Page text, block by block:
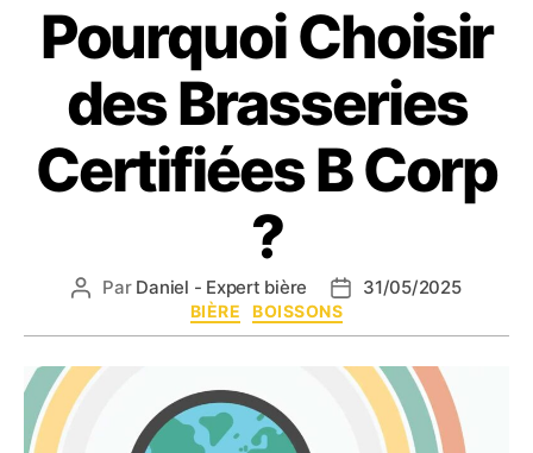
Pourquoi Choisir
des Brasseries
Certifiées B Corp
?
Auteur
l’article
Par Daniel - Expert bière
Date
de
l’article
31/05/2025
Catégories
BIÈRE BOISSONS